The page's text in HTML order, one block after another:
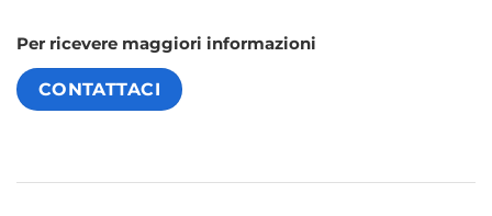
Per ricevere maggiori informazioni
CONTATTACI